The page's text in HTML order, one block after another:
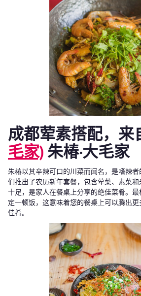
成都荤素搭配，来
毛家) 朱椿·大毛家
朱椿以其辛辣可口的川菜而闻名，是嗜辣
们推出了农历新年套餐，包含荤菜、素菜
十足，是家人在餐桌上分享的绝佳菜肴。
定一顿饭，这意味着您的餐桌上可以腾出
佳肴。